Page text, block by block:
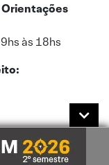
Orientações
às 18hs
com a nossaPolítica de
.